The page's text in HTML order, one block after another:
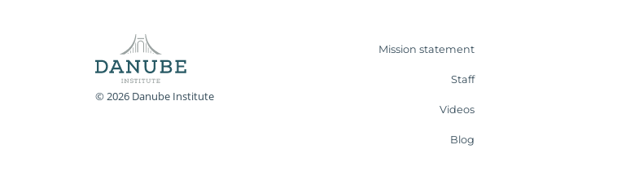
© 2026 Danube Institute
Mission statement
Staff
Videos
Blog